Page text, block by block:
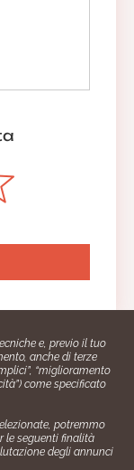
Impiego24.it s.r.l.
e, previo il tuo
anche di terze
“miglioramento
come specificato
potremmo
le seguenti finalità
degli annunci